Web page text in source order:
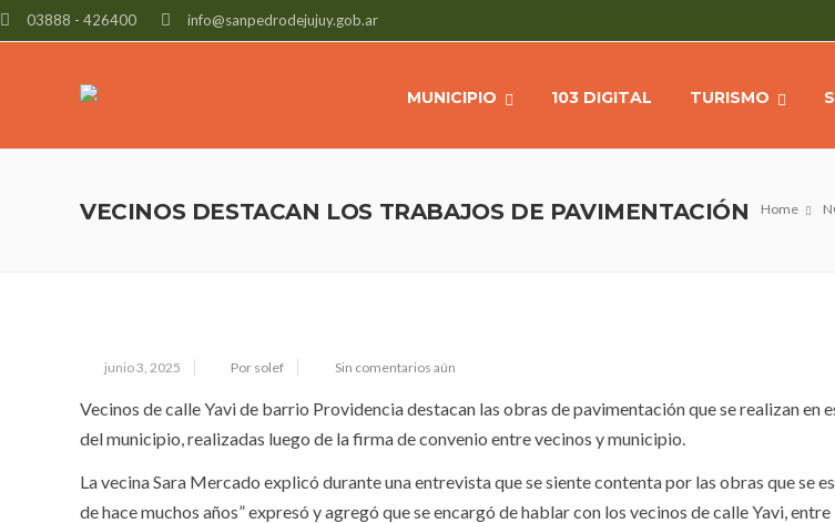
info@sanpedrodejujuy.gob.ar
03888 - 426400
MUNICIPIO 103 DIGITAL TURISMO
Home
VECINOS DESTACAN LOS TRABAJOS DE PAVIMENTACIÓN
junio 3, 2025 Por solef Sin comentarios aún
Vecinos de calle Yavi de barrio Providencia destacan las obras de pavimentación que se realizan en
del municipio, realizadas luego de la firma de convenio entre vecinos y municipio.
La vecina Sara Mercado explicó durante una entrevista que se siente contenta por las obras que se
de hace muchos años” expresó y agregó que se encargó de hablar con los vecinos de calle Yavi,